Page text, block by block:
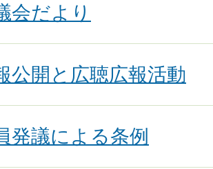
会だより
公開と広聴広報活動
発議による条例